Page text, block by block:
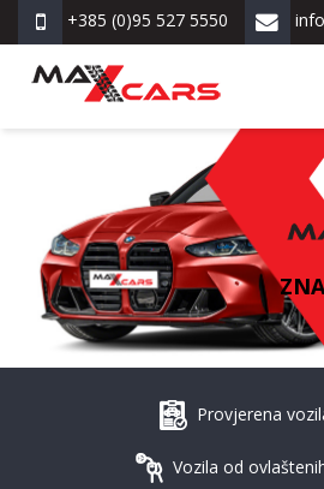
+385 (0)95 527 5550
Provjerena
Vozila od